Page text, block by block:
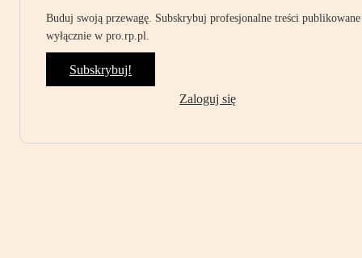
Buduj swoją przewagę. Subskrybuj profesjonalne treści publikowane
wyłącznie w pro.rp.pl.
Subskrybuj!
Zaloguj się